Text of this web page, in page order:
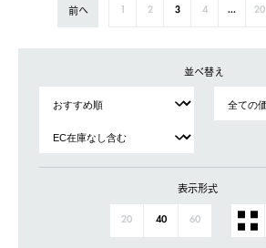
前へ 2 3 4 ... 20
並べ替え
表示形式
20 40 60